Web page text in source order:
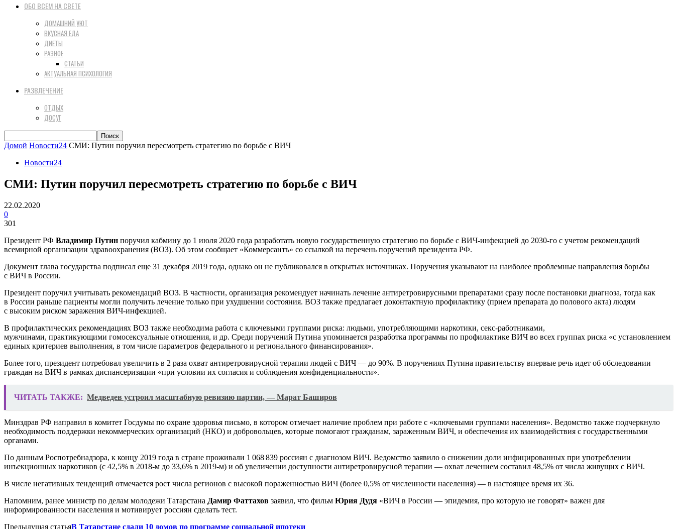
ОБО ВСЕМ НА СВЕТЕ
ДОМАШНИЙ УЮТ
ВКУСНАЯ ЕДА
ДИЕТЫ
РАЗНОЕ
СТАТЬИ
АКТУАЛЬНАЯ ПСИХОЛОГИЯ
РАЗВЛЕЧЕНИЕ
ОТДЫХ
ДОСУГ
Домой Новости24 СМИ: Путин поручил пересмотреть стратегию по борьбе с ВИЧ
Новости24
СМИ: Путин поручил пересмотреть стратегию по борьбе с ВИЧ
22.02.2020
0
301
Президент РФ Владимир Путин поручил кабмину до 1 июля 2020 года разработать новую государственную стратегию по борьбе с ВИЧ-инфекцией до 2030-го с учетом рекомендаций
всемирной организации здравоохранения (ВОЗ). Об этом сообщает «Коммерсантъ» со ссылкой на перечень поручений президента РФ.
Документ глава государства подписал еще 31 декабря 2019 года, однако он не публиковался в открытых источниках. Поручения указывают на наиболее проблемные направления борьбы
с ВИЧ в России.
Президент поручил учитывать рекомендаций ВОЗ. В частности, организация рекомендует начинать лечение антиретровирусными препаратами сразу после постановки диагноза, тогда как
в России раньше пациенты могли получить лечение только при ухудшении состояния. ВОЗ также предлагает доконтактную профилактику (прием препарата до полового акта) людям
с высоким риском заражения ВИЧ-инфекцией.
В профилактических рекомендациях ВОЗ также необходима работа с ключевыми группами риска: людьми, употребляющими наркотики, секс-работниками,
мужчинами, практикующими гомосексуальные отношения, и др. Среди поручений Путина упоминается разработка программы по профилактике ВИЧ во всех группах риска «с установлением
единых критериев выполнения, в том числе параметров федерального и регионального финансирования».
Более того, президент потребовал увеличить в 2 раза охват антиретровирусной терапии людей с ВИЧ — до 90%. В поручениях Путина правительству впервые речь идет об обследовании
граждан на ВИЧ в рамках диспансеризации «при условии их согласия и соблюдения конфиденциальности».
ЧИТАТЬ ТАКЖЕ: Медведев устроил масштабную ревизию партии, — Марат Баширов
Минздрав РФ направил в комитет Госдумы по охране здоровья письмо, в котором отмечает наличие проблем при работе с «ключевыми группами населения». Ведомство также подчеркнуло
необходимость поддержки некоммерческих организаций (НКО) и добровольцев, которые помогают гражданам, зараженным ВИЧ, и обеспечения их взаимодействия с государственными
органами.
По данным Роспотребнадзора, к концу 2019 года в стране проживали 1 068 839 россиян с диагнозом ВИЧ. Ведомство заявило о снижении доли инфицированных при употреблении
инъекционных наркотиков (с 42,5% в 2018-м до 33,6% в 2019-м) и об увеличении доступности антиретровирусной терапии — охват лечением составил 48,5% от числа живущих с ВИЧ.
В числе негативных тенденций отмечается рост числа регионов с высокой пораженностью ВИЧ (более 0,5% от численности населения) — в настоящее время их 36.
Напомним, ранее министр по делам молодежи Татарстана Дамир Фаттахов заявил, что фильм Юрия Дудя «ВИЧ в России — эпидемия, про которую не говорят» важен для
информированности населения и мотивирует россиян сделать тест.
Предыдущая статьяВ Татарстане сдали 10 домов по программе социальной ипотеки